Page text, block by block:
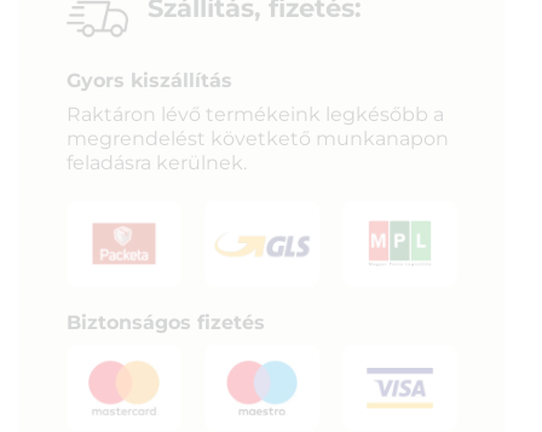
Szállítás, fizetés:
Gyors kiszállítás
Raktáron lévő termékeink legkésőbb a
megrendelést követkető munkanapon
feladásra kerülnek.
Biztonságos fizetés